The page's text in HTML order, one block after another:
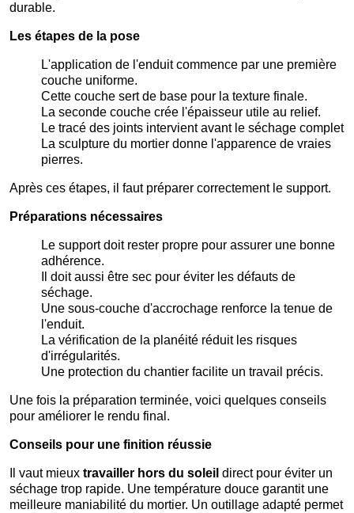
durable.
Les étapes de la pose
L'application de l'enduit commence par une première
couche uniforme.
Cette couche sert de base pour la texture finale.
La seconde couche crée l'épaisseur utile au relief.
Le tracé des joints intervient avant le séchage complet
La sculpture du mortier donne l'apparence de vraies
pierres.
Après ces étapes, il faut préparer correctement le support.
Préparations nécessaires
Le support doit rester propre pour assurer une bonne
adhérence.
Il doit aussi être sec pour éviter les défauts de
séchage.
Une sous-couche d'accrochage renforce la tenue de
l'enduit.
La vérification de la planéité réduit les risques
d'irrégularités.
Une protection du chantier facilite un travail précis.
Une fois la préparation terminée, voici quelques conseils
pour améliorer le rendu final.
Conseils pour une finition réussie
Il vaut mieux travailler hors du soleil direct pour éviter un
séchage trop rapide. Une température douce garantit une
meilleure maniabilité du mortier. Un outillage adapté permet